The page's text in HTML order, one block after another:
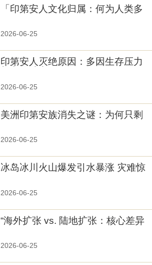
「印第安人文化归属：何为人类多
2026-06-25
印第安人灭绝原因：多因生存压力
2026-06-25
美洲印第安族消失之谜：为何只剩
2026-06-25
冰岛冰川火山爆发引水暴涨 灾难惊
2026-06-25
“海外扩张 vs. 陆地扩张：核心差异
2026-06-25